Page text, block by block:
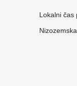
Lokalni čas